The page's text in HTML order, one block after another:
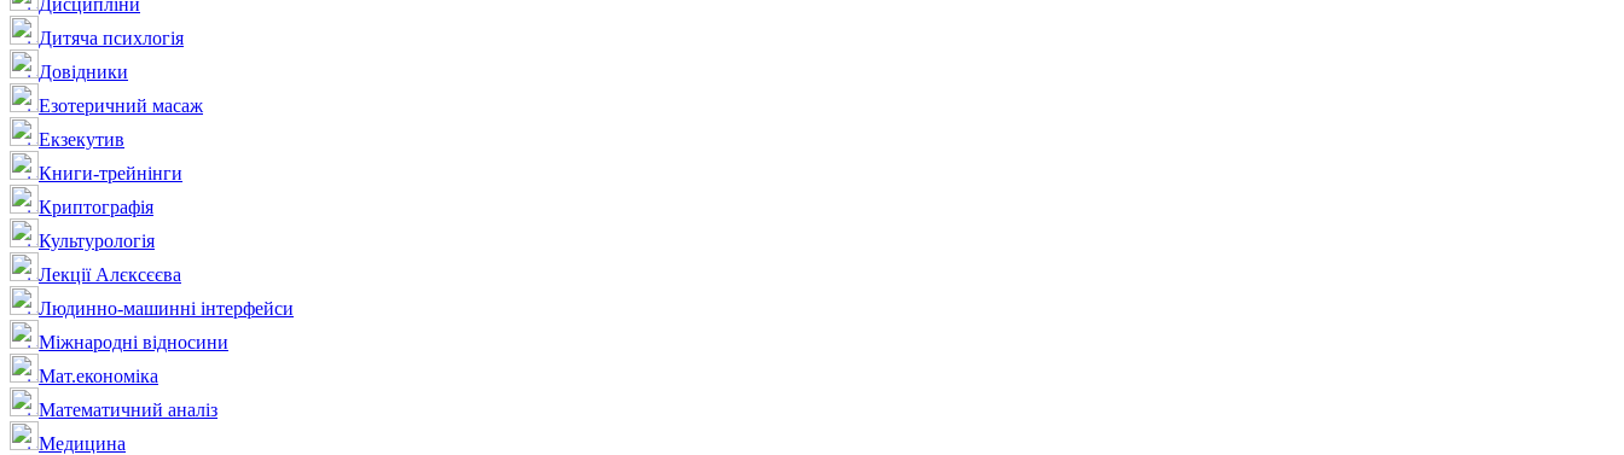
Дисципліни
Дитяча психлогія
Довідники
Езотеричний масаж
Екзекутив
Книги-трейнінги
Криптографія
Культурологія
Лекції Алєксєєва
Людинно-машинні інтерфейси
Міжнародні відносини
Мат.економіка
Математичний аналіз
Медицина